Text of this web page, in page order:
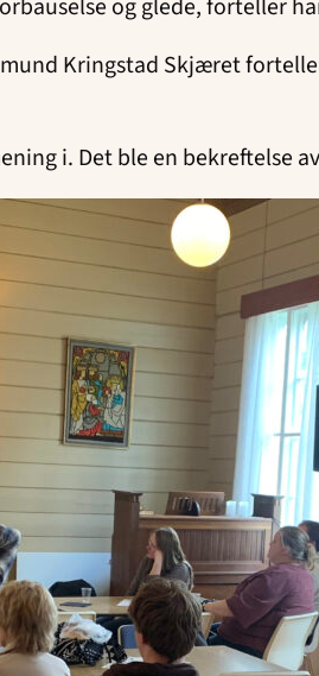
og glede, forteller
Kringstad Skjæret
i. Det ble en bekreftelse